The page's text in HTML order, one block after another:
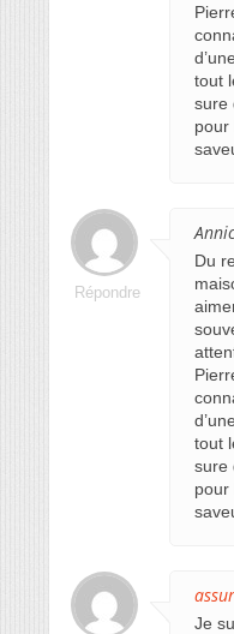
tout
sure
pour
Du
tout
sure
pour
Répondre
Je